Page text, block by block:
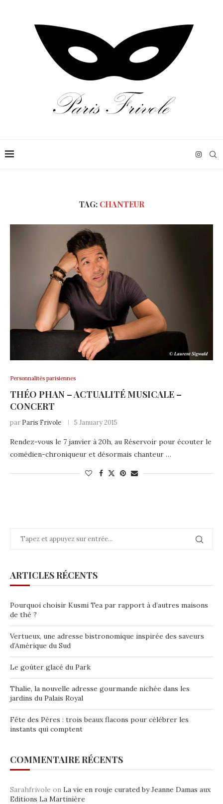
TAG: CHANTEUR
Personnalités parisiennes
THÉO PHAN – ACTUALITÉ MUSICALE –
CONCERT
par Paris Frivole 5 January 2015
Rendez-vous le 7 janvier à 20h, au Réservoir pour écouter le
comédien-chroniqueur et désormais chanteur …
ARTICLES RÉCENTS
Pourquoi choisir Kusmi Tea par rapport à d’autres maisons
de thé ?
Vertueux, une adresse bistronomique inspirée des saveurs
d’Amérique du Sud
Le goûter glacé du Park
Thalie, la nouvelle adresse gourmande nichée dans les
jardins du Palais Royal
Fête des Pères : trois beaux flacons pour célébrer les
instants qui comptent
COMMENTAIRE RÉCENTS
Sarahfrivole on La vie en rouje curated by Jeanne Damas aux
Editions La Martinière